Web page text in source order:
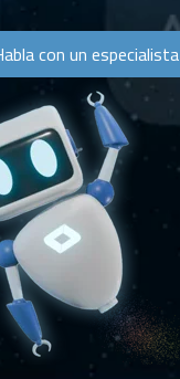
con un especialista